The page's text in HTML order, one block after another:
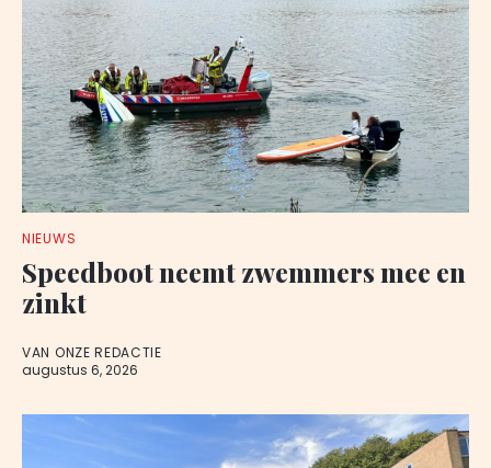
NIEUWS
Speedboot neemt zwemmers mee en
zinkt
VAN ONZE REDACTIE
augustus 6, 2026